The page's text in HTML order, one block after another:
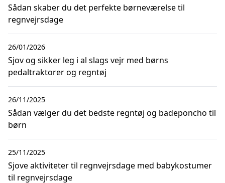
Sådan skaber du det perfekte børneværelse til
regnvejrsdage
Sjov og sikker leg i al slags vejr med børns
pedaltraktorer og regntøj
26/01/2026
Sådan vælger du det bedste regntøj og badeponcho til
børn
26/11/2025
Sjove aktiviteter til regnvejrsdage med babykostumer
til regnvejrsdage
25/11/2025